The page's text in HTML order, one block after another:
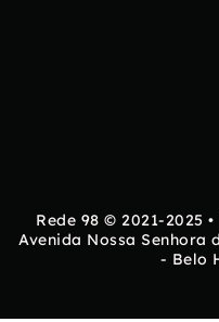
Rede 98 © 2021-2025
Avenida Nossa Senhora
- Belo